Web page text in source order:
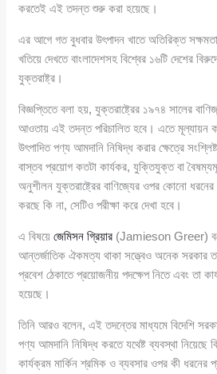
করতেই এই তদন্ত শুরু করা হয়েছে।
এর আগে গত বুধবার উৎপাদন খাতে অতিরিক্ত
খতিয়ে দেখতে বাংলাদেশসহ বিশ্বের ১৬টি দেশের
যুক্তরাষ্ট্র।
বিজ্ঞপ্তিতে বলা হয়, যুক্তরাষ্ট্রের ১৯৭৪ সালের
আওতায় এই তদন্ত পরিচালিত হবে। এতে মূল্যায়ন
উৎপাদিত পণ্য আমদানি নিষিদ্ধ করার ক্ষেত্রে
বাস্তব প্রয়োগ কতটা কার্যকর, যুক্তিযুক্ত বা
অনুশীলন যুক্তরাষ্ট্রের বাণিজ্যের ওপর কোনো ধরনের
করছে কি না, সেটিও পরীক্ষা করে দেখা হবে।
এ বিষয়েজেমিসন গ্রিয়ার (Jamieson Greer)
আন্তর্জাতিক ঐকমত্য থাকা সত্ত্বেও অনেক সরকার
প্রবেশ ঠেকাতে প্রয়োজনীয় পদক্ষেপ নিতে এবং তা
হয়েছে।
তিনি আরও বলেন, এই তদন্তের মাধ্যমে বিদেশি
পণ্য আমদানি নিষিদ্ধ করতে যথেষ্ট ব্যবস্থা
কার্যক্রম মার্কিন শ্রমিক ও ব্যবসার ওপর কী ধরনের